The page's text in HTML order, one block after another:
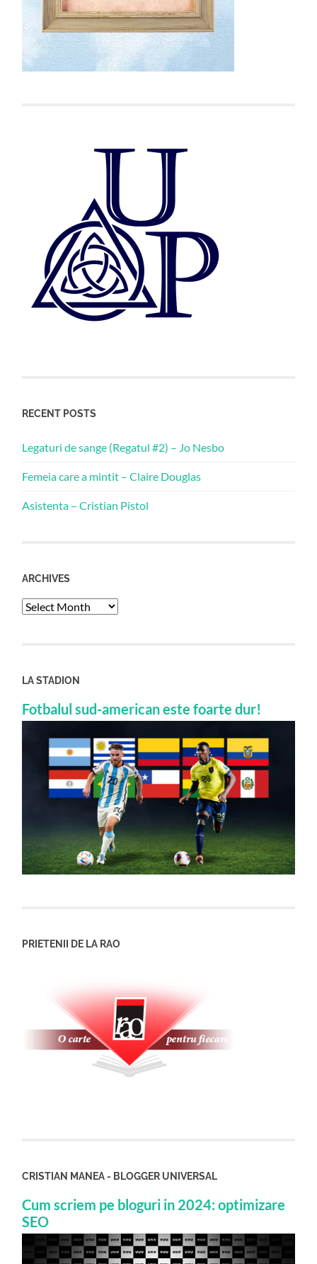
RECENT POSTS
Legaturi de sange (Regatul #2) – Jo Nesbo
Femeia care a mintit – Claire Douglas
Asistenta – Cristian Pistol
ARCHIVES
Archives
LA STADION
Fotbalul sud-american este foarte dur!
PRIETENII DE LA RAO
CRISTIAN MANEA - BLOGGER UNIVERSAL
Cum scriem pe bloguri in 2024: optimizare
SEO